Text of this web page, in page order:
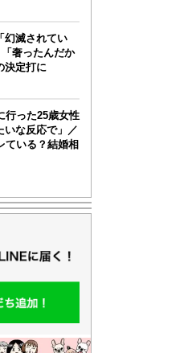
幻滅されてい
奢ったんだか
決定打に
行った25歳女性
いな反応で」／
ている？結婚相